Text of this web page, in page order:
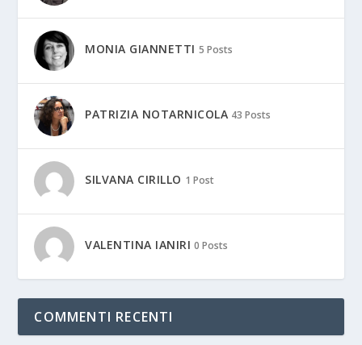
MONIA GIANNETTI 5 Posts
PATRIZIA NOTARNICOLA 43 Posts
SILVANA CIRILLO 1 Post
VALENTINA IANIRI 0 Posts
COMMENTI RECENTI